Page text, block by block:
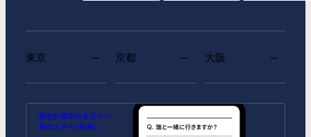
東京
MIMARU SUITES 東京浅草
MIMARU東京 池袋
京都
MIMARU SUITES 京都
CENTRAL
MIMARU京都 河原町五条
大阪
MIMARU大阪 難波STATION
ANNEX（2026年10月1日開業）
MIMARU大阪 心斎橋
CENTRAL（2026年9月1日開業）
旅を計画中のあなたへ、
旅のスタイル診断。